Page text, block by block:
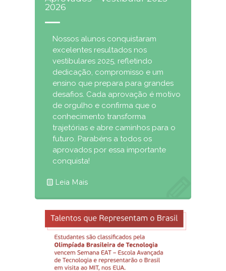
2026
Nossos alunos conquistaram
excelentes resultados nos
vestibulares 2025, refletindo
dedicação, compromisso e um
ensino que prepara para grandes
desafios. Cada aprovação é motivo
de orgulho e confirma que o
conhecimento transforma
trajetórias e abre caminhos para o
futuro. Parabéns a todos os
aprovados por essa importante
conquista!
Leia Mais